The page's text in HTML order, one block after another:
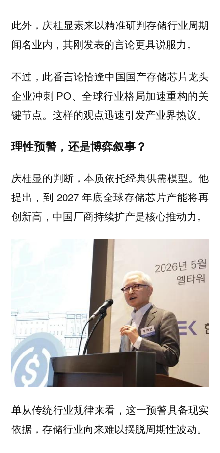
此外，庆桂显素来以精准研判存储行业周期
闻名业内，其刚发表的言论更具说服力。
不过，此番言论恰逢中国国产存储芯片龙头
企业冲刺IPO、全球行业格局加速重构的关
键节点。这样的观点迅速引发产业界热议。
理性预警，还是博弈叙事？
庆桂显的判断，本质依托经典供需模型。他
提出，到 2027 年底全球存储芯片产能将再
创新高，中国厂商持续扩产是核心推动力。
单从传统行业规律来看，这一预警具备现实
依据，存储行业向来难以摆脱周期性波动。